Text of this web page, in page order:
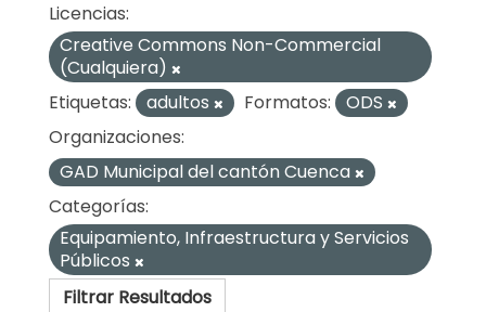
Licencias:
Creative Commons Non-Commercial
(Cualquiera)
Etiquetas:
adultos Formatos:
ODS
Organizaciones:
GAD Municipal del cantón Cuenca
Categorías:
Equipamiento, Infraestructura y Servicios
Públicos
Filtrar Resultados